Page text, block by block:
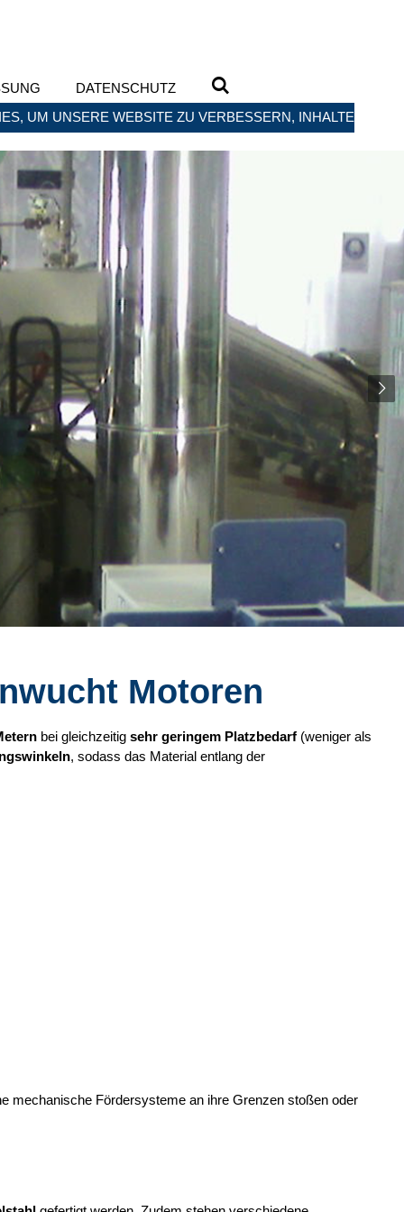
DATENSCHUTZ
UM UNSERE WEBSITE ZU VERBESSERN, INHALTE
Motoren
bei gleichzeitig sehr geringem Platzbedarf (weniger als
, sodass das Material entlang der
mechanische Fördersysteme an ihre Grenzen stoßen oder